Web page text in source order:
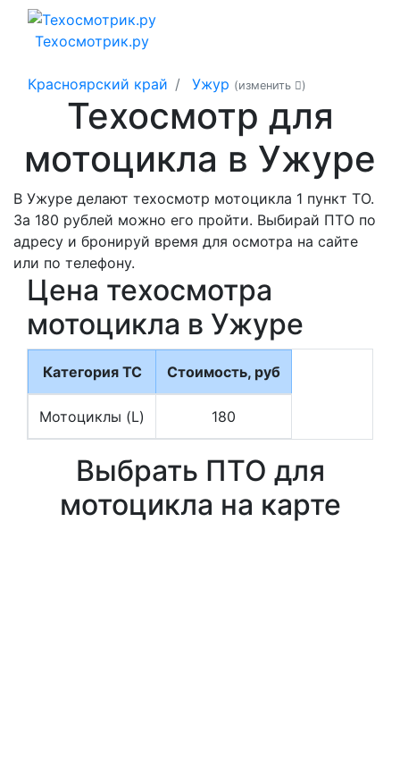
Техосмотрик.ру
Красноярский край Ужур (изменить )
Техосмотр для
мотоцикла в Ужуре
В Ужуре делают техосмотр мотоцикла 1 пункт ТО.
За 180 рублей можно его пройти. Выбирай ПТО по
адресу и бронируй время для осмотра на сайте
или по телефону.
Цена техосмотра
мотоцикла в Ужуре
Категория ТС Стоимость, руб
Мотоциклы (L) 180
Выбрать ПТО для
мотоцикла на карте